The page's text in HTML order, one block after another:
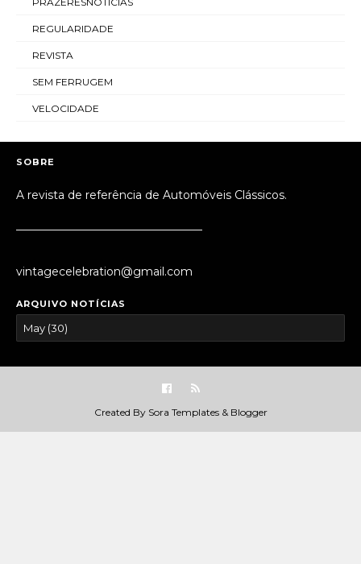
REGULARIDADE
REVISTA
SEM FERRUGEM
VELOCIDADE
SOBRE
A revista de referência de Automóveis Clássicos.
vintagecelebration@gmail.com
ARQUIVO NOTÍCIAS
Created By Sora Templates& Blogger